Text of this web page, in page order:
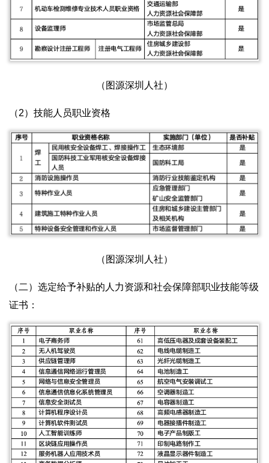
（图源深圳人社）
（2）技能人员职业资格
（图源深圳人社）
（二）选定给予补贴的人力资源和社会保障部职业技能等级
证书：